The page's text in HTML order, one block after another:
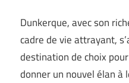
Dunkerque, avec son
cadre de vie attrayant,
destination de choix
donner un nouvel élan à